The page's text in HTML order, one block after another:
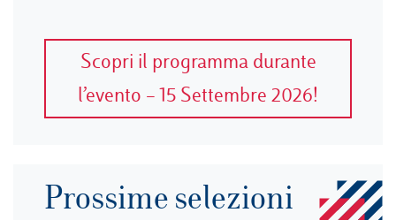
Scopri il programma durante
l’evento – 15 Settembre 2026!
Prossime selezioni